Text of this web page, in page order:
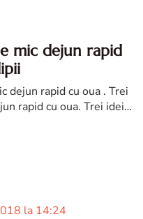
mic dejun rapid
dejun rapid cu oua . Trei
rapid cu oua. Trei idei
la 14:24